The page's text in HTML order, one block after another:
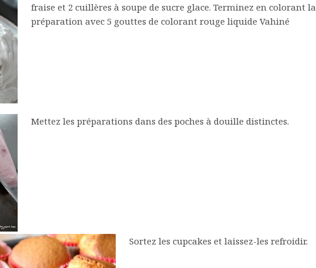
fraise et 2 cuillères à soupe de sucre glace. Terminez en colorant la
préparation avec 5 gouttes de colorant rouge liquide Vahiné
Mettez les préparations dans des poches à douille distinctes.
Sortez les cupcakes et laissez-les refroidir.